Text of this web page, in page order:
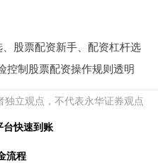
股票配资新手、配资杠杆选
控制股票配资操作规则透明
独立观点，不代表永华证券观点
台快速到账
流程